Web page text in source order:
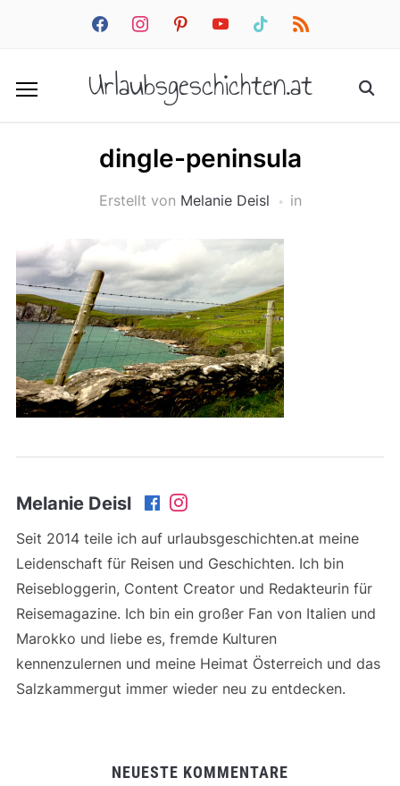
facebookinstagrampinterestyoutube tiktok rss
Urlaubsgeschichten.at
dingle-peninsula
Erstellt von Melanie Deisl in
Melanie Deisl
Seit 2014 teile ich auf urlaubsgeschichten.at meine
Leidenschaft für Reisen und Geschichten. Ich bin
Reisebloggerin, Content Creator und Redakteurin für
Reisemagazine. Ich bin ein großer Fan von Italien und
Marokko und liebe es, fremde Kulturen
kennenzulernen und meine Heimat Österreich und das
Salzkammergut immer wieder neu zu entdecken.
NEUESTE KOMMENTARE